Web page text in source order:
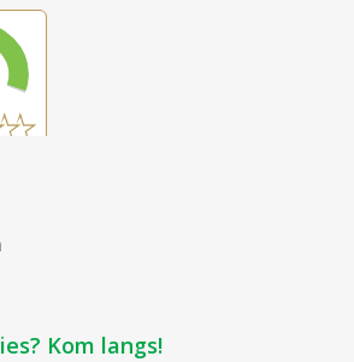
Kom langs!